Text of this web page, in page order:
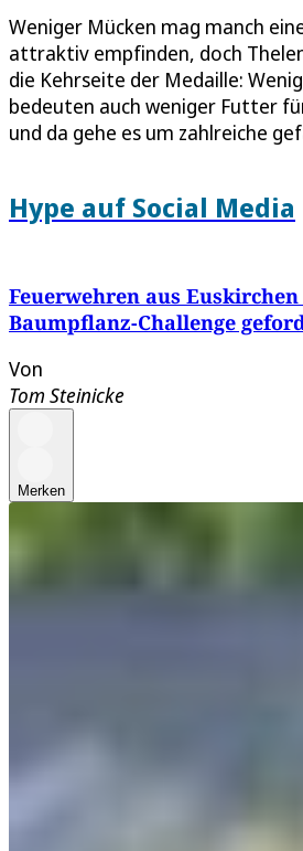
Weniger Mücken mag manch
attraktiv empfinden, doch
die Kehrseite der Medaille:
bedeuten auch weniger Futter
und da gehe es um zahlreiche
Hype auf Social Media
Feuerwehren aus
Baumpflanz-Challenge
Von
Tom Steinicke
Merken